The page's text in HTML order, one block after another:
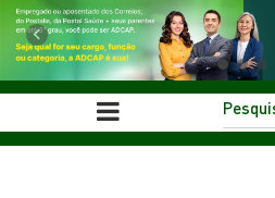
Previous